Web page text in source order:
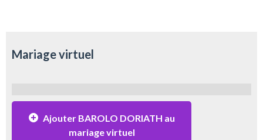
Mariage virtuel
Ajouter BAROLO DORIATH au
mariage virtuel